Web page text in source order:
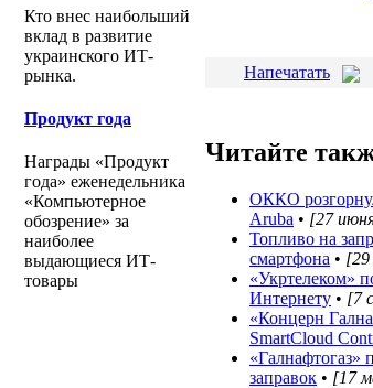
Кто внес наибольший
вклад в развитие
украинского ИТ-
рынка.
Продукт года
Награды «Продукт
года» еженедельника
«Компьютерное
обозрение» за
наиболее
выдающиеся ИТ-
товары
Напечатать
Читайте
ОККО
Aruba • [27
Топливо на
смартфона • [29
«Укртелеком»
Интернету • [7
«Концерн
SmartCloud
«Галнафтогаз»
заправок • [17